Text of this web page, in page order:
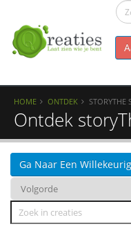
HOME ONTDEK STORYTHE
Ontdek
Ga Naar Een